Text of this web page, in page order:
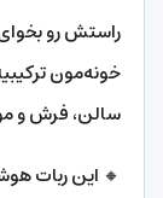
راستش رو
خونه‌مون
سالن، فرش و
🔸 این ربات